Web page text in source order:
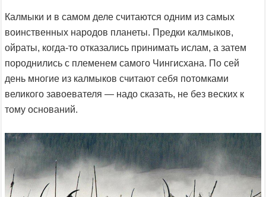
Калмыки и в самом деле считаются одним из самых
воинственных народов планеты. Предки калмыков,
ойраты, когда-то отказались принимать ислам, а затем
породнились с племенем самого Чингисхана. По сей
день многие из калмыков считают себя потомками
великого завоевателя — надо сказать, не без веских к
тому оснований.